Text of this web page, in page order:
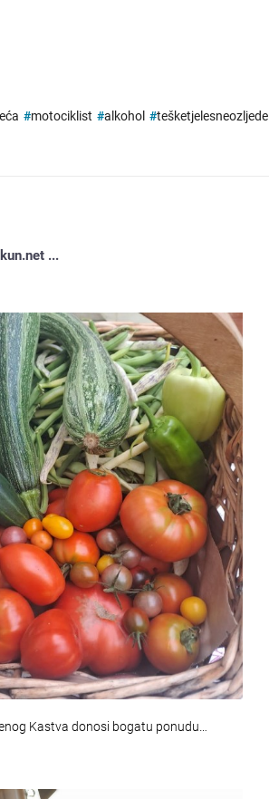
#motociklist #alkohol #tešketjelesneozljede
...
Kastva donosi bogatu ponudu…